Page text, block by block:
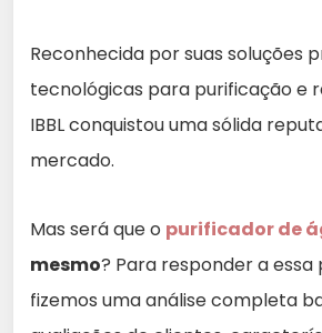
Reconhecida por suas soluções
tecnológicas para purificação e
IBBL conquistou uma sólida
mercado.
Mas será que o purificador de
mesmo? Para responder a essa
fizemos uma análise completa